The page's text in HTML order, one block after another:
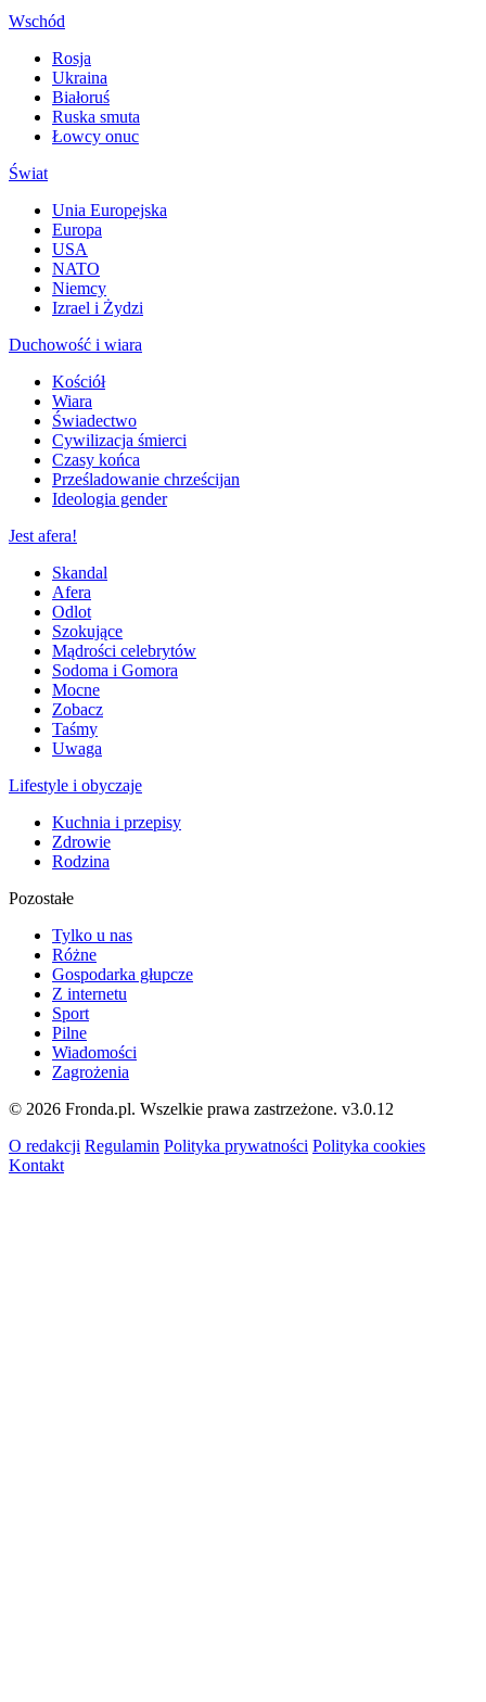
Wschód
Rosja
Ukraina
Białoruś
Ruska smuta
Łowcy onuc
Świat
Unia Europejska
Europa
USA
NATO
Niemcy
Izrael i Żydzi
Duchowość i wiara
Kościół
Wiara
Świadectwo
Cywilizacja śmierci
Czasy końca
Prześladowanie chrześcijan
Ideologia gender
Jest afera!
Skandal
Afera
Odlot
Szokujące
Mądrości celebrytów
Sodoma i Gomora
Mocne
Zobacz
Taśmy
Uwaga
Lifestyle i obyczaje
Kuchnia i przepisy
Zdrowie
Rodzina
Pozostałe
Tylko u nas
Różne
Gospodarka głupcze
Z internetu
Sport
Pilne
Wiadomości
Zagrożenia
© 2026 Fronda.pl. Wszelkie prawa zastrzeżone. v3.0.12
O redakcji Regulamin Polityka prywatności Polityka cookies
Kontakt